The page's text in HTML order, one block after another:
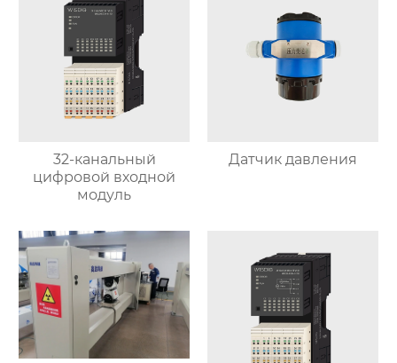
32-канальный
цифровой входной
модуль
Датчик давления